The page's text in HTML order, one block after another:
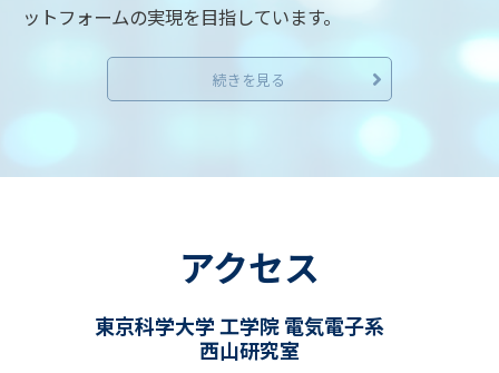
ットフォームの実現を目指しています。
続きを見る
アクセス
東京科学大学 工学院 電気電子系
西山研究室